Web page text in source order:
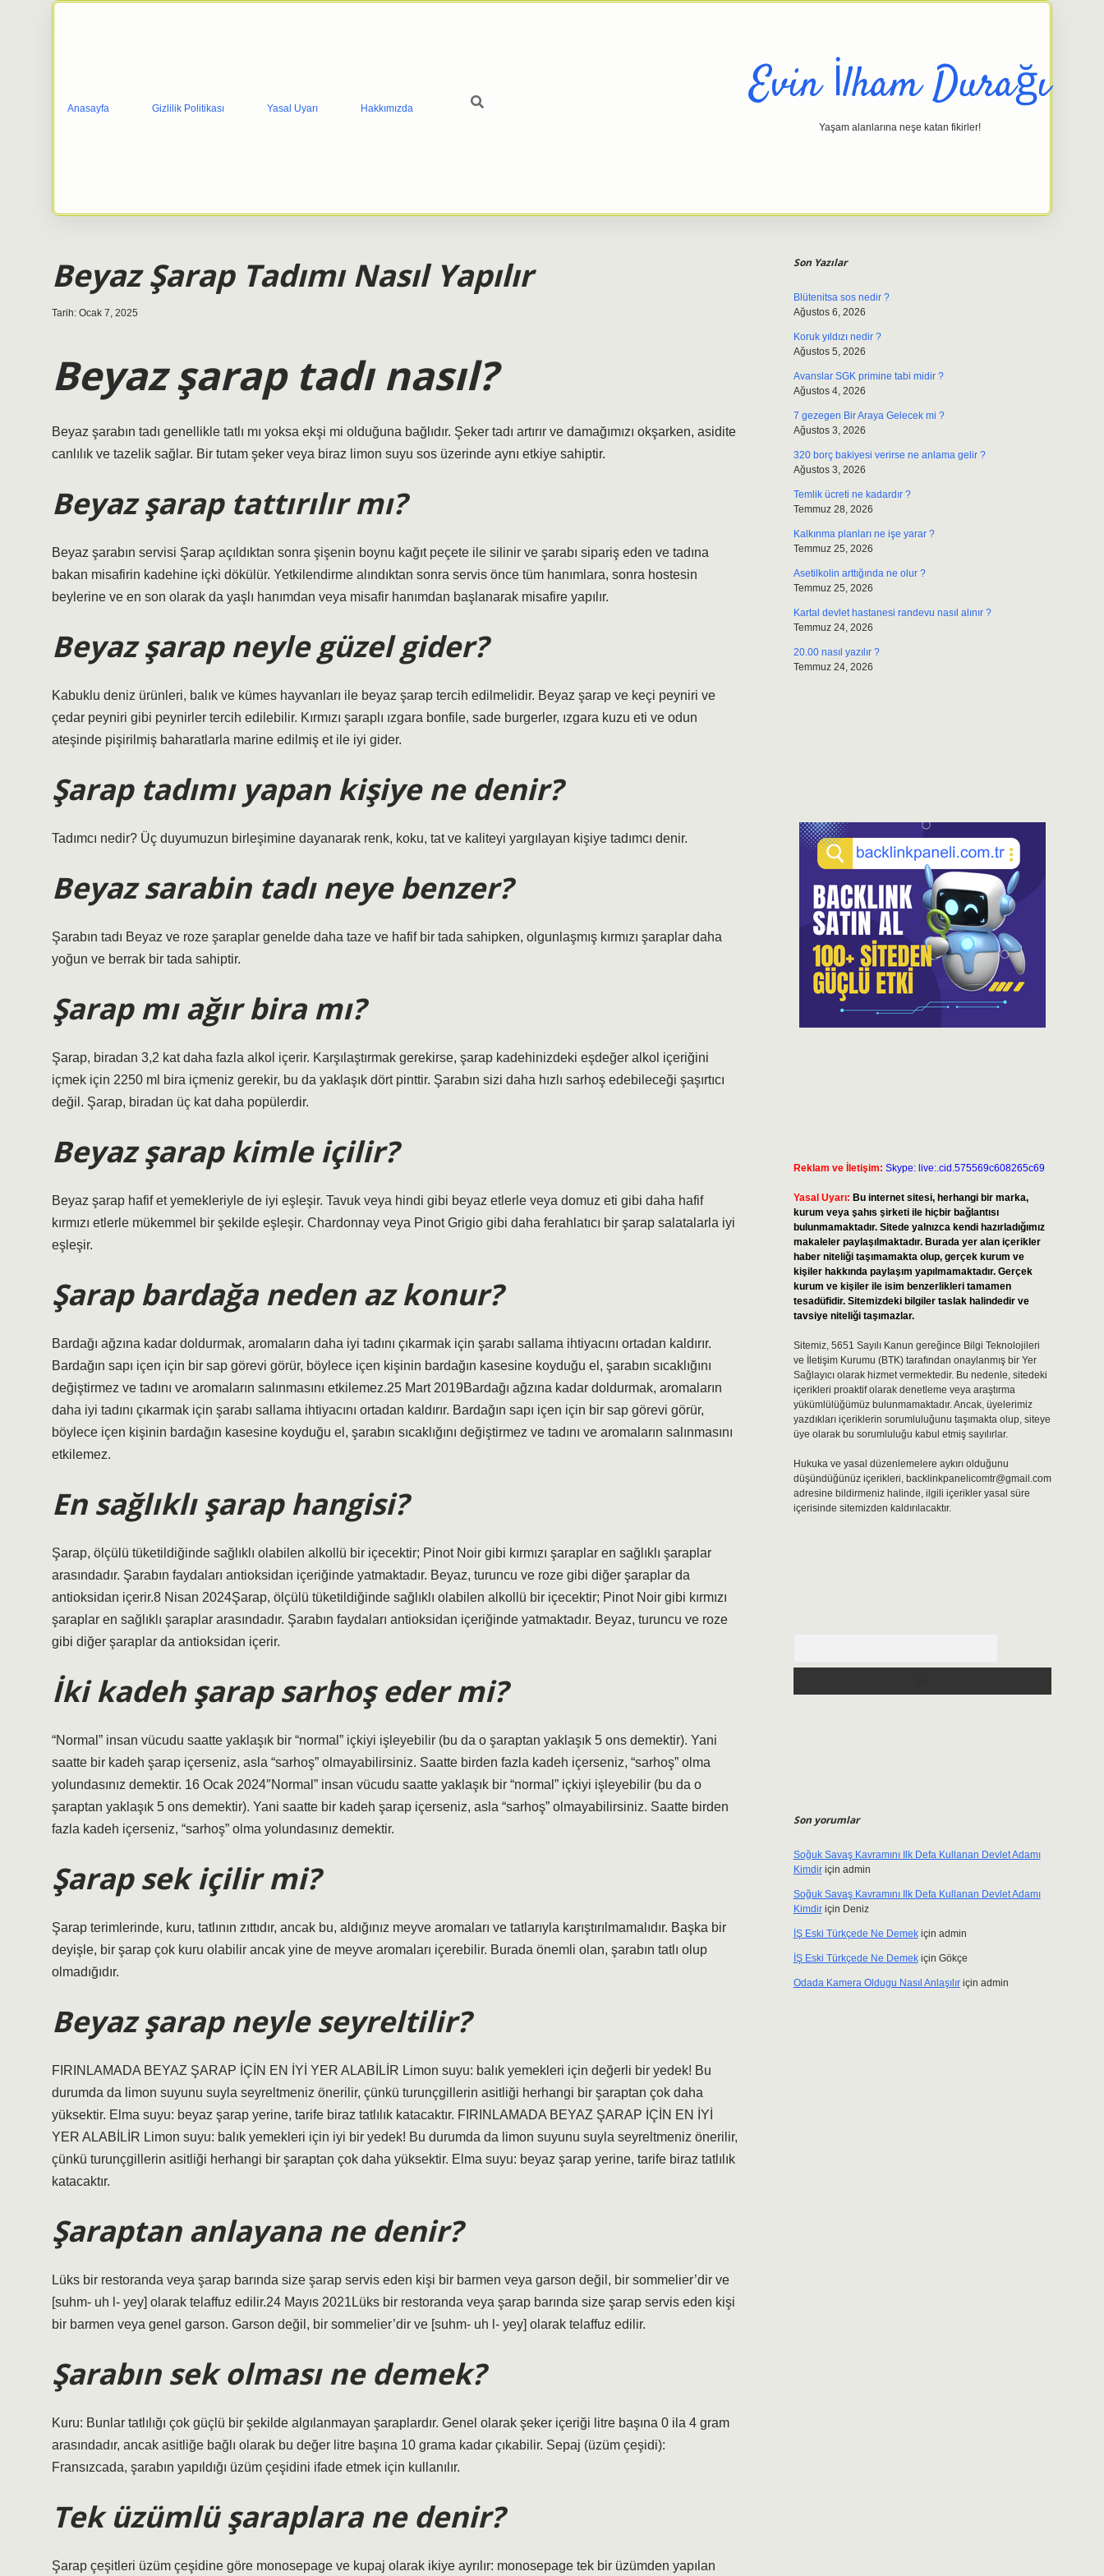
Anasayfa Gizlilik Politikası Yasal Uyarı Hakkımızda Evin İlham Durağı
Yaşam alanlarına neşe katan fikirler!
Beyaz Şarap Tadımı Nasıl Yapılır
Tarih: Ocak 7, 2025
Beyaz şarap tadı nasıl?
Beyaz şarabın tadı genellikle tatlı mı yoksa ekşi mi olduğuna bağlıdır. Şeker tadı artırır ve damağımızı okşarken, asidite
canlılık ve tazelik sağlar. Bir tutam şeker veya biraz limon suyu sos üzerinde aynı etkiye sahiptir.
Beyaz şarap tattırılır mı?
Beyaz şarabın servisi Şarap açıldıktan sonra şişenin boynu kağıt peçete ile silinir ve şarabı sipariş eden ve tadına
bakan misafirin kadehine içki dökülür. Yetkilendirme alındıktan sonra servis önce tüm hanımlara, sonra hostesin
beylerine ve en son olarak da yaşlı hanımdan veya misafir hanımdan başlanarak misafire yapılır.
Beyaz şarap neyle güzel gider?
Kabuklu deniz ürünleri, balık ve kümes hayvanları ile beyaz şarap tercih edilmelidir. Beyaz şarap ve keçi peyniri ve
çedar peyniri gibi peynirler tercih edilebilir. Kırmızı şaraplı ızgara bonfile, sade burgerler, ızgara kuzu eti ve odun
ateşinde pişirilmiş baharatlarla marine edilmiş et ile iyi gider.
Şarap tadımı yapan kişiye ne denir?
Tadımcı nedir? Üç duyumuzun birleşimine dayanarak renk, koku, tat ve kaliteyi yargılayan kişiye tadımcı denir.
Beyaz sarabin tadı neye benzer?
Şarabın tadı Beyaz ve roze şaraplar genelde daha taze ve hafif bir tada sahipken, olgunlaşmış kırmızı şaraplar daha
yoğun ve berrak bir tada sahiptir.
Şarap mı ağır bira mı?
Şarap, biradan 3,2 kat daha fazla alkol içerir. Karşılaştırmak gerekirse, şarap kadehinizdeki eşdeğer alkol içeriğini
içmek için 2250 ml bira içmeniz gerekir, bu da yaklaşık dört pinttir. Şarabın sizi daha hızlı sarhoş edebileceği şaşırtıcı
değil. Şarap, biradan üç kat daha popülerdir.
Beyaz şarap kimle içilir?
Beyaz şarap hafif et yemekleriyle de iyi eşleşir. Tavuk veya hindi gibi beyaz etlerle veya domuz eti gibi daha hafif
kırmızı etlerle mükemmel bir şekilde eşleşir. Chardonnay veya Pinot Grigio gibi daha ferahlatıcı bir şarap salatalarla iyi
eşleşir.
Şarap bardağa neden az konur?
Bardağı ağzına kadar doldurmak, aromaların daha iyi tadını çıkarmak için şarabı sallama ihtiyacını ortadan kaldırır.
Bardağın sapı içen için bir sap görevi görür, böylece içen kişinin bardağın kasesine koyduğu el, şarabın sıcaklığını
değiştirmez ve tadını ve aromaların salınmasını etkilemez.25 Mart 2019Bardağı ağzına kadar doldurmak, aromaların
daha iyi tadını çıkarmak için şarabı sallama ihtiyacını ortadan kaldırır. Bardağın sapı içen için bir sap görevi görür,
böylece içen kişinin bardağın kasesine koyduğu el, şarabın sıcaklığını değiştirmez ve tadını ve aromaların salınmasını
etkilemez.
En sağlıklı şarap hangisi?
Şarap, ölçülü tüketildiğinde sağlıklı olabilen alkollü bir içecektir; Pinot Noir gibi kırmızı şaraplar en sağlıklı şaraplar
arasındadır. Şarabın faydaları antioksidan içeriğinde yatmaktadır. Beyaz, turuncu ve roze gibi diğer şaraplar da
antioksidan içerir.8 Nisan 2024Şarap, ölçülü tüketildiğinde sağlıklı olabilen alkollü bir içecektir; Pinot Noir gibi kırmızı
şaraplar en sağlıklı şaraplar arasındadır. Şarabın faydaları antioksidan içeriğinde yatmaktadır. Beyaz, turuncu ve roze
gibi diğer şaraplar da antioksidan içerir.
İki kadeh şarap sarhoş eder mi?
“Normal” insan vücudu saatte yaklaşık bir “normal” içkiyi işleyebilir (bu da o şaraptan yaklaşık 5 ons demektir). Yani
saatte bir kadeh şarap içerseniz, asla “sarhoş” olmayabilirsiniz. Saatte birden fazla kadeh içerseniz, “sarhoş” olma
yolundasınız demektir. 16 Ocak 2024″Normal” insan vücudu saatte yaklaşık bir “normal” içkiyi işleyebilir (bu da o
şaraptan yaklaşık 5 ons demektir). Yani saatte bir kadeh şarap içerseniz, asla “sarhoş” olmayabilirsiniz. Saatte birden
fazla kadeh içerseniz, “sarhoş” olma yolundasınız demektir.
Şarap sek içilir mi?
Şarap terimlerinde, kuru, tatlının zıttıdır, ancak bu, aldığınız meyve aromaları ve tatlarıyla karıştırılmamalıdır. Başka bir
deyişle, bir şarap çok kuru olabilir ancak yine de meyve aromaları içerebilir. Burada önemli olan, şarabın tatlı olup
olmadığıdır.
Beyaz şarap neyle seyreltilir?
FIRINLAMADA BEYAZ ŞARAP İÇİN EN İYİ YER ALABİLİR Limon suyu: balık yemekleri için değerli bir yedek! Bu
durumda da limon suyunu suyla seyreltmeniz önerilir, çünkü turunçgillerin asitliği herhangi bir şaraptan çok daha
yüksektir. Elma suyu: beyaz şarap yerine, tarife biraz tatlılık katacaktır. FIRINLAMADA BEYAZ ŞARAP İÇİN EN İYİ
YER ALABİLİR Limon suyu: balık yemekleri için iyi bir yedek! Bu durumda da limon suyunu suyla seyreltmeniz önerilir,
çünkü turunçgillerin asitliği herhangi bir şaraptan çok daha yüksektir. Elma suyu: beyaz şarap yerine, tarife biraz tatlılık
katacaktır.
Şaraptan anlayana ne denir?
Lüks bir restoranda veya şarap barında size şarap servis eden kişi bir barmen veya garson değil, bir sommelier’dir ve
[suhm- uh l- yey] olarak telaffuz edilir.24 Mayıs 2021Lüks bir restoranda veya şarap barında size şarap servis eden kişi
bir barmen veya genel garson. Garson değil, bir sommelier’dir ve [suhm- uh l- yey] olarak telaffuz edilir.
Şarabın sek olması ne demek?
Kuru: Bunlar tatlılığı çok güçlü bir şekilde algılanmayan şaraplardır. Genel olarak şeker içeriği litre başına 0 ila 4 gram
arasındadır, ancak asitliğe bağlı olarak bu değer litre başına 10 grama kadar çıkabilir. Sepaj (üzüm çeşidi):
Fransızcada, şarabın yapıldığı üzüm çeşidini ifade etmek için kullanılır.
Tek üzümlü şaraplara ne denir?
Şarap çeşitleri üzüm çeşidine göre monosepage ve kupaj olarak ikiye ayrılır: monosepage tek bir üzümden yapılan
Son Yazılar
Blütenitsa sos nedir ?
Ağustos 6, 2026
Koruk yıldızı nedir ?
Ağustos 5, 2026
Avanslar SGK primine tabi midir ?
Ağustos 4, 2026
7 gezegen Bir Araya Gelecek mi ?
Ağustos 3, 2026
320 borç bakiyesi verirse ne anlama gelir ?
Ağustos 3, 2026
Temlik ücreti ne kadardır ?
Temmuz 28, 2026
Kalkınma planları ne işe yarar ?
Temmuz 25, 2026
Asetilkolin arttığında ne olur ?
Temmuz 25, 2026
Kartal devlet hastanesi randevu nasıl alınır ?
Temmuz 24, 2026
20.00 nasıl yazılır ?
Temmuz 24, 2026
Reklam ve İletişim: Skype: live:.cid.575569c608265c69
Yasal Uyarı: Bu internet sitesi, herhangi bir marka,
kurum veya şahıs şirketi ile hiçbir bağlantısı
bulunmamaktadır. Sitede yalnızca kendi hazırladığımız
makaleler paylaşılmaktadır. Burada yer alan içerikler
haber niteliği taşımamakta olup, gerçek kurum ve
kişiler hakkında paylaşım yapılmamaktadır. Gerçek
kurum ve kişiler ile isim benzerlikleri tamamen
tesadüfidir. Sitemizdeki bilgiler taslak halindedir ve
tavsiye niteliği taşımazlar.
Sitemiz, 5651 Sayılı Kanun gereğince Bilgi Teknolojileri
ve İletişim Kurumu (BTK) tarafından onaylanmış bir Yer
Sağlayıcı olarak hizmet vermektedir. Bu nedenle, sitedeki
içerikleri proaktif olarak denetleme veya araştırma
yükümlülüğümüz bulunmamaktadır. Ancak, üyelerimiz
yazdıkları içeriklerin sorumluluğunu taşımakta olup, siteye
üye olarak bu sorumluluğu kabul etmiş sayılırlar.
Hukuka ve yasal düzenlemelere aykırı olduğunu
düşündüğünüz içerikleri, backlinkpanelicomtr@gmail.com
adresine bildirmeniz halinde, ilgili içerikler yasal süre
içerisinde sitemizden kaldırılacaktır.
Son yorumlar
Soğuk Savaş Kavramını Ilk Defa Kullanan Devlet Adamı
Kimdiriçin admin
Soğuk Savaş Kavramını Ilk Defa Kullanan Devlet Adamı
Kimdiriçin Deniz
İŞ Eski Türkçede Ne Demekiçin admin
İŞ Eski Türkçede Ne Demekiçin Gökçe
Odada Kamera Oldugu Nasıl Anlaşılıriçin admin